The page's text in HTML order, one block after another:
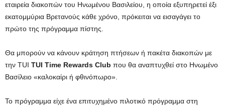
εταιρεία διακοπών του Ηνωμένου Βασιλείου, η οποία εξυπηρετεί έξι
εκατομμύρια Βρετανούς κάθε χρόνο, πρόκειται να εισαγάγει το
πρώτο της πρόγραμμα πίστης.
Θα μπορούν να κάνουν κράτηση πτήσεων ή πακέτα διακοπών με
την TUI TUI Time Rewards Club που θα αναπτυχθεί στο Ηνωμένο
Βασίλειο «καλοκαίρι ή φθινόπωρο».
Το πρόγραμμα είχε ένα επιτυχημένο πιλοτικό πρόγραμμα στη